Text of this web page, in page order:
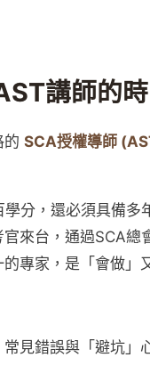
講師的
的SCA授權導師
分，還必須具備多
來台，通過SCA總
專家，是「會做」
見錯誤與「避坑」